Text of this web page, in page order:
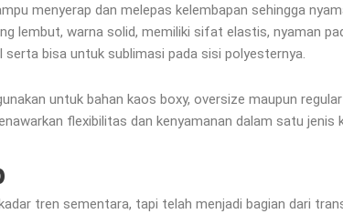
menyerap dan melepas kelembapan sehingga
lembut, warna solid, memiliki sifat elastis, nyaman
serta bisa untuk sublimasi pada sisi polyesternya.
untuk bahan kaos boxy, oversize maupun
flexibilitas dan kenyamanan dalam satu jenis
tren sementara, tapi telah menjadi bagian dari